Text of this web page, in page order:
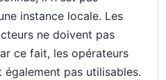
instance locale. Les
ne doivent pas
ce fait, les opérateurs
pas utilisables.